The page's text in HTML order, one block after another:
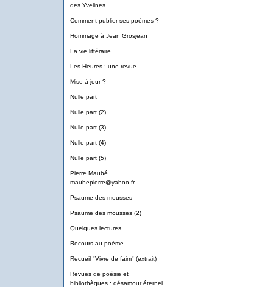
des Yvelines
Comment publier ses poèmes ?
Hommage à Jean Grosjean
La vie littéraire
Les Heures : une revue
Mise à jour ?
Nulle part
Nulle part (2)
Nulle part (3)
Nulle part (4)
Nulle part (5)
Pierre Maubé
maubepierre@yahoo.fr
Psaume des mousses
Psaume des mousses (2)
Quelques lectures
Recours au poème
Recueil "Vivre de faim" (extrait)
Revues de poésie et
bibliothèques : désamour éternel